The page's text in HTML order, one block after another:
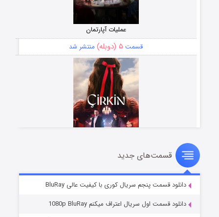
عملیات آپارتمان
قسمت ۵ (دوبله) منتشر شد
سریال زشت
قسمت۲ (زیرنویس) منتشر شد
قسمت‌های جدید
دانلود قسمت پنجم سریال کوری با کیفیت عالی BluRay
دانلود قسمت اول سریال اعتراف میکنم 1080p BluRay